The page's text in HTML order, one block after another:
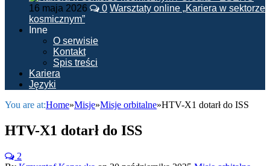
16 maja 2026 0 Warsztaty online „Kariera w sektorze
kosmicznym”
Inne
O serwisie
Kontakt
Spis treści
Kariera
Języki
You are at:Home»Misje»Misje orbitalne»HTV-X1 dotarł do ISS
HTV-X1 dotarł do ISS
2